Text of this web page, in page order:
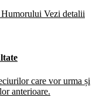
Vezi detalii
care vor urma și
anterioare.